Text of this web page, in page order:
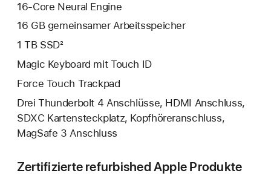
16-Core Neural Engine
16 GB gemeinsamer Arbeitsspeicher
1 TB SSD²
Magic Keyboard mit Touch ID
Force Touch Trackpad
Drei Thunderbolt 4 Anschlüsse, HDMI Anschluss,
SDXC Kartensteckplatz, Kopfhörer­anschluss,
MagSafe 3 Anschluss
Zertifizierte refurbished Apple Produkte